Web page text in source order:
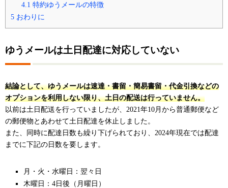
4.1 特約ゆうメールの特徴
5 おわりに
ゆうメールは土日配達に対応していない
結論として、ゆうメールは速達・書留・簡易書留・代金引換などの
オプションを利用しない限り、土日の配送は行っていません。
以前は土日配送を行っていましたが、2021年10月から普通郵便など
の郵便物とあわせて土日配達を休止しました。
また、同時に配達日数も繰り下げられており、2024年現在では配達
までに下記の日数を要します。
月・火・水曜日：翌々日
木曜日：4日後（月曜日）